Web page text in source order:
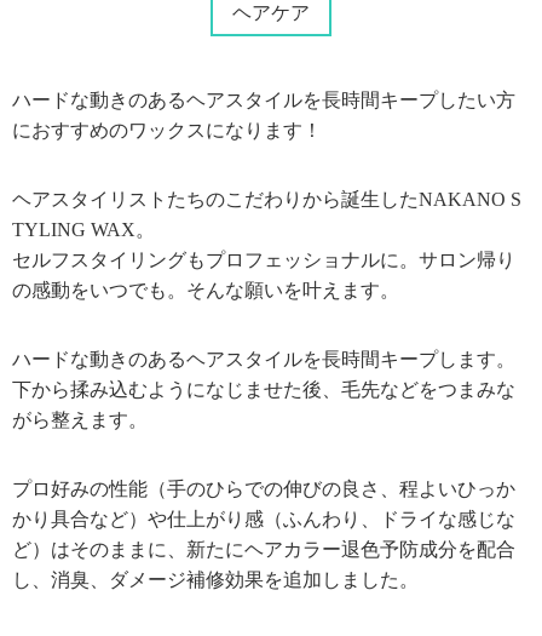
ヘアケア
ハードな動きのあるヘアスタイルを長時間キープしたい方
におすすめのワックスになります！
ヘアスタイリストたちのこだわりから誕生したNAKANO S
TYLING WAX。
セルフスタイリングもプロフェッショナルに。サロン帰り
の感動をいつでも。そんな願いを叶えます。
ハードな動きのあるヘアスタイルを長時間キープします。
下から揉み込むようになじませた後、毛先などをつまみな
がら整えます。
プロ好みの性能（手のひらでの伸びの良さ、程よいひっか
かり具合など）や仕上がり感（ふんわり、ドライな感じな
ど）はそのままに、新たにヘアカラー退色予防成分を配合
し、消臭、ダメージ補修効果を追加しました。